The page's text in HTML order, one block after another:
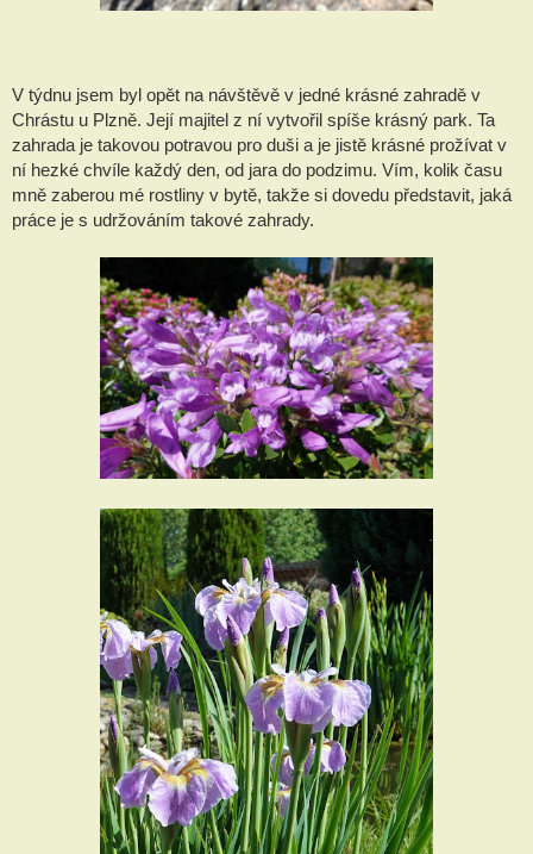
V týdnu jsem byl opět na návštěvě v jedné krásné zahradě v
Chrástu u Plzně. Její majitel z ní vytvořil spíše krásný park. Ta
zahrada je takovou potravou pro duši a je jistě krásné prožívat v
ní hezké chvíle každý den, od jara do podzimu. Vím, kolik času
mně zaberou mé rostliny v bytě, takže si dovedu představit, jaká
práce je s udržováním takové zahrady.